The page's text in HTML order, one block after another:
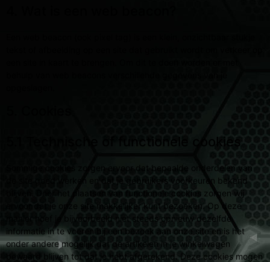
5.1 Technische of functionele cookies
Sommige cookies zorgen ervoor dat bepaalde onderdelen van
de site goed werken en dat je gebruikers voorkeuren bekend
blijven. Door het plaatsen van functionele cookies zorgen wij
ervoor dat je onze site makkelijker kunt bezoeken. Op deze
manier hoef je bijvoorbeeld niet steeds opnieuw dezelfde
informatie in te voeren bij een bezoek aan onze site en is het
onder andere mogelijk dat de artikelen in je winkelwagen
bewaard blijven tot dat je hebt afgerekend. Deze cookies mogen